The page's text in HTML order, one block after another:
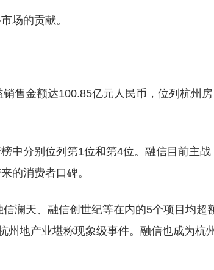
场的贡献。
售金额达100.85亿元人民币，位列杭州房
中分别位列第1位和第4位。融信目前主战
的消费者口碑。
澜天、融信创世纪等在内的5个项目均超
州地产业堪称现象级事件。融信也成为杭